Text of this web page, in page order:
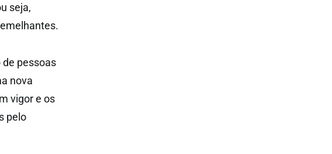
seja,
pessoas
nova
vigor e os
pelo